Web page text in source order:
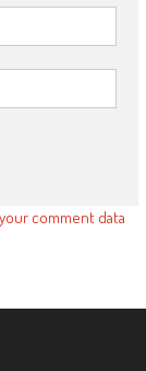
comment data